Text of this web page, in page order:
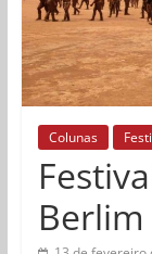
Colunas
Berlim